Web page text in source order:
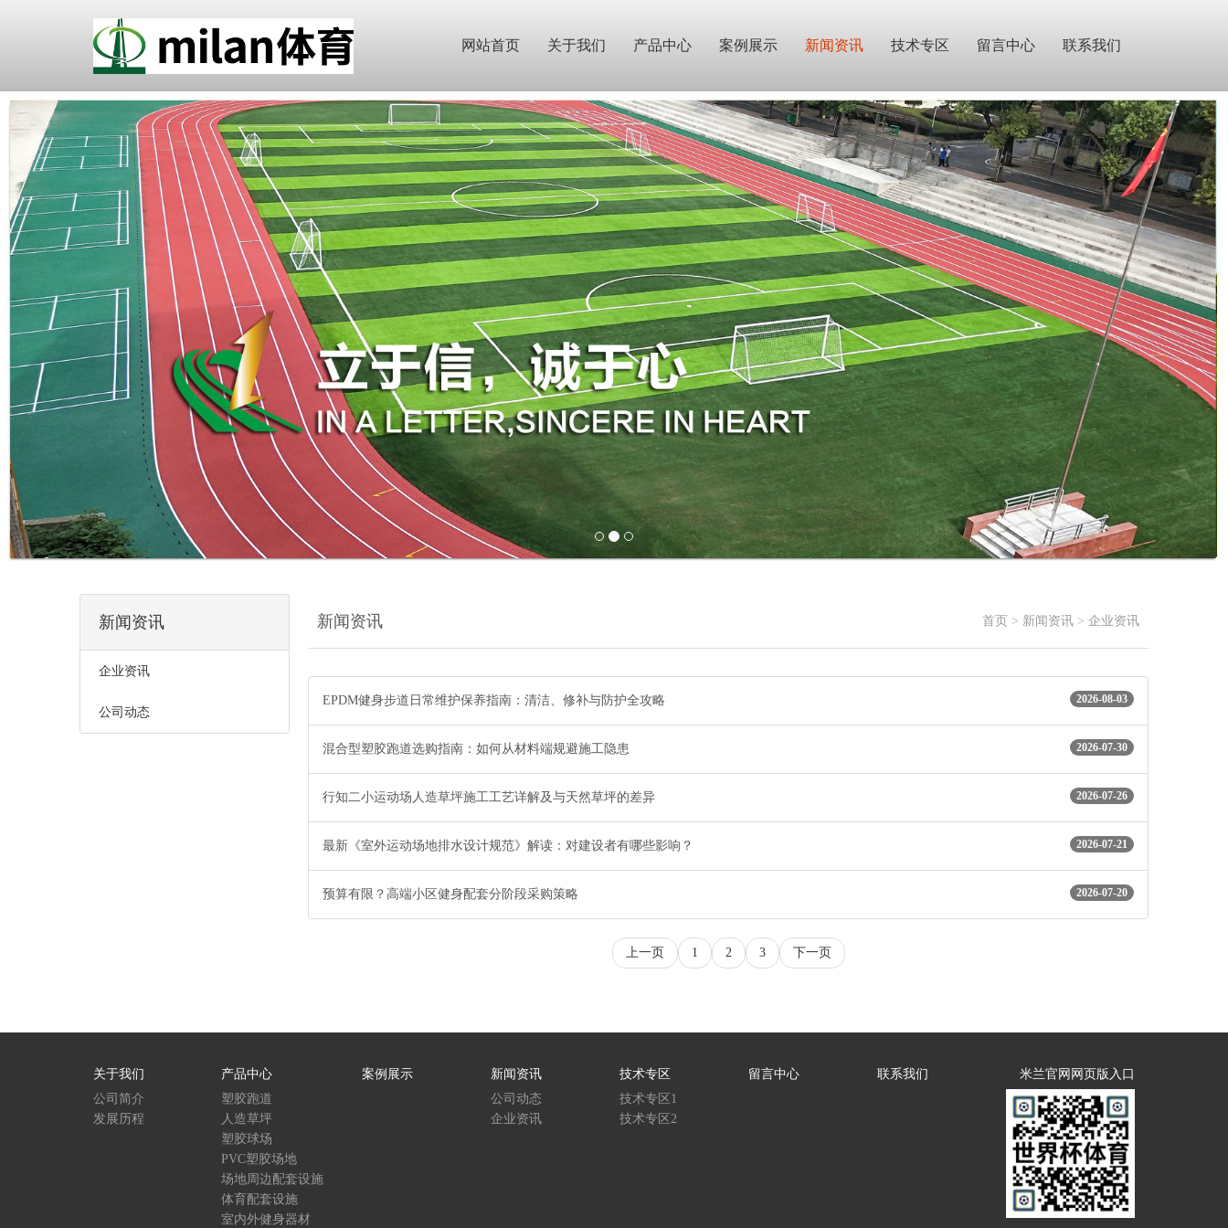
网站首页 关于我们 产品中心 案例展示 新闻资讯 技术专区 留言中心 联系我们
新闻资讯
企业资讯
公司动态
新闻资讯 首页 > 新闻资讯 > 企业资讯
2026-08-03
EPDM健身步道日常维护保养指南：清洁、修补与防护全攻略
2026-07-30
混合型塑胶跑道选购指南：如何从材料端规避施工隐患
2026-07-26
行知二小运动场人造草坪施工工艺详解及与天然草坪的差异
2026-07-21
最新《室外运动场地排水设计规范》解读：对建设者有哪些影响？
2026-07-20
预算有限？高端小区健身配套分阶段采购策略
上一页 1 2 3 下一页
关于我们
公司简介
发展历程
产品中心
塑胶跑道
人造草坪
塑胶球场
PVC塑胶场地
场地周边配套设施
体育配套设施
室内外健身器材
案例展示
新闻资讯
公司动态
企业资讯
技术专区
技术专区1
技术专区2
留言中心 联系我们 米兰官网网页版入口